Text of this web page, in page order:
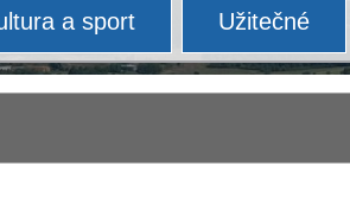
a sport Užitečné